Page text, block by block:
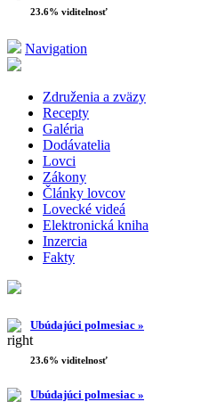
23.6% viditelnosť
Navigation
Združenia a zväzy
Recepty
Galéria
Dodávatelia
Lovci
Zákony
Články lovcov
Lovecké videá
Elektronická kniha
Inzercia
Fakty
Ubúdajúci polmesiac »
23.6% viditelnosť
Ubúdajúci polmesiac »